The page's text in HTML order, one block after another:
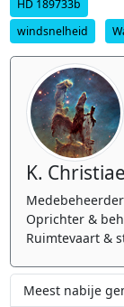
HD 189733b
windsnelheid
K.
Oprichter &
Ruimtevaart &
Meest nabije